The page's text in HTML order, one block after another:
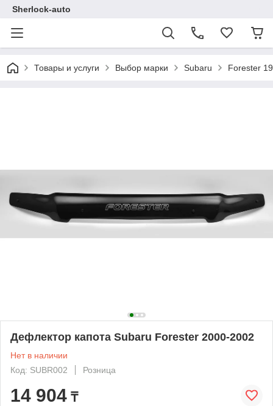
Sherlock-auto
Товары и услуги Выбор марки Subaru Forester
Дефлектор капота Subaru Forester 2000-2002
Нет в наличии
Код: SUBR002
Розница
14 904 ₸